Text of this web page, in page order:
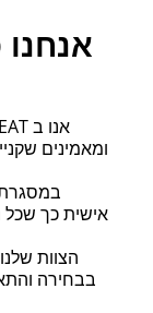
ומאמינים
במסגרת
אישית כך שכל
הצוות
בבחירה